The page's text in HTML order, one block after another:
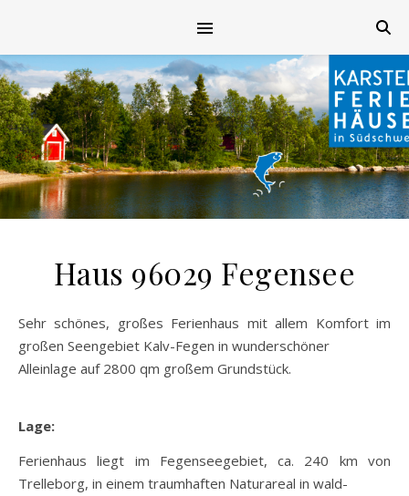
Haus 96029 Fegensee
Sehr schönes, großes Ferienhaus mit allem Komfort im
großen Seengebiet Kalv-Fegen in wunderschöner
Alleinlage auf 2800 qm großem Grundstück.
Lage:
Ferienhaus liegt im Fegenseegebiet, ca. 240 km von
Trelleborg, in einem traumhaften Naturareal in wald-